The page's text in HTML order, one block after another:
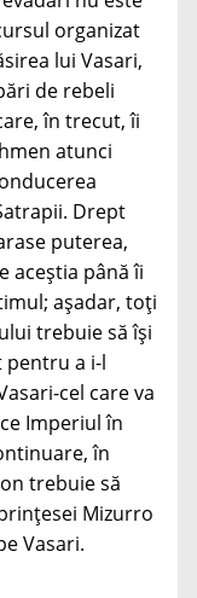
organizat
lui Vasari,
de rebeli
în trecut, îi
atunci
Drept
puterea,
aceștia până îi
așadar, toți
trebuie să își
pentru a i-l
cel care va
Imperiul în
în
trebuie să
Mizurro
Vasari.